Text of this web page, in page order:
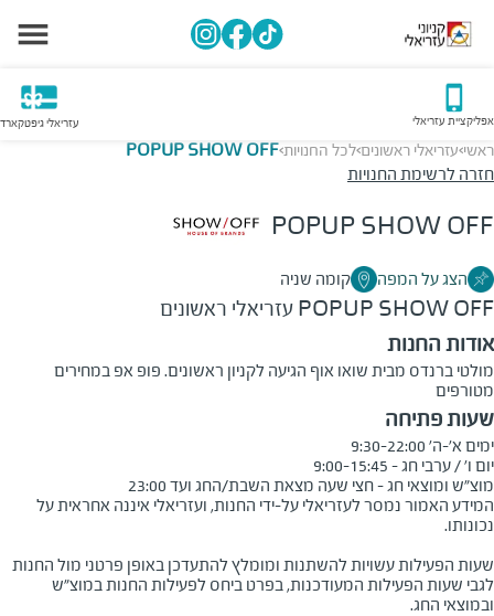
אפליקציית עזריאלי עזריאלי גיפטקארד
ראשי>עזריאלי ראשונים>לכל החנויות>
POPUP SHOW OFF
חזרה לרשימת החנויות
POPUP SHOW OFF
הצג על המפה קומה שניה
POPUP SHOW OFF עזריאלי ראשונים
אודות החנות
מולטי ברנדס מבית שואו אוף הגיעה לקניון ראשונים. פופ אפ במחירים
מטורפים
שעות פתיחה
מוצ"ש ומוצאי חג - חצי שעה מצאת השבת/החג ועד 23:00
המידע האמור נמסר לעזריאלי על-ידי החנות, ועזריאלי איננה אחראית על
שעות הפעילות עשויות להשתנות ומומלץ להתעדכן באופן פרטני מול החנות
לגבי שעות הפעילות המעודכנות, בפרט ביחס לפעילות החנות במוצ"ש
ובמוצאי החג.